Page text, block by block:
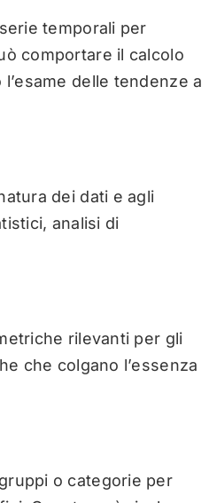
temporali per
comportare il calcolo
delle tendenze a
dei dati e agli
analisi di
rilevanti per gli
che colgano l’essenza
o categorie per